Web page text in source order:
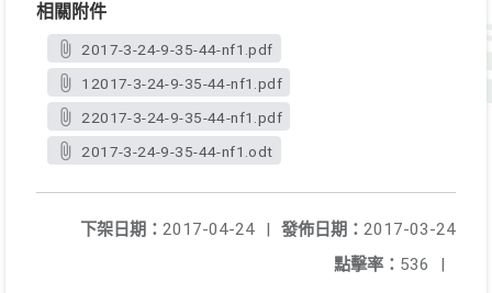
相關附件
2017-3-24-9-35-44-nf1.pdf
12017-3-24-9-35-44-nf1.pdf
22017-3-24-9-35-44-nf1.pdf
2017-3-24-9-35-44-nf1.odt
發佈日期： 2017-03-24
下架日期： 2017-04-24
|
點擊率： 536 |